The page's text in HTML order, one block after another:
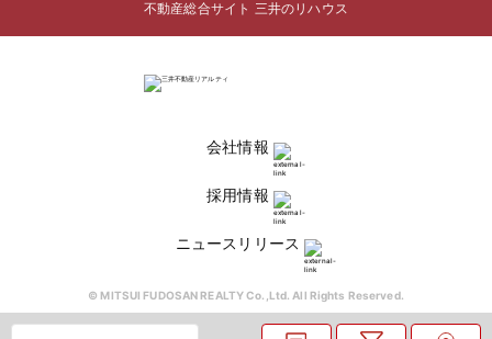
不動産総合サイト 三井のリハウス
会社情報
採用情報
ニュースリリース
© MITSUI FUDOSAN REALTY Co.,Ltd. All Rights Reserved.